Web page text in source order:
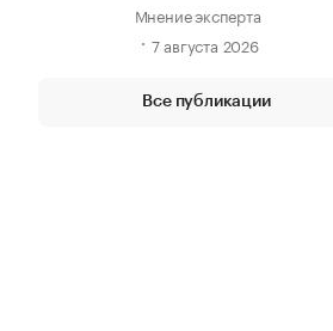
Мнение эксперта
7 августа 2026
Все публикации